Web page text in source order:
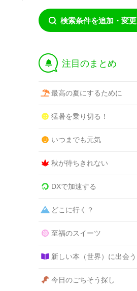
検索条件を追加・変更
† 注目のまとめ
最高の夏にするために
猛暑を乗り切る！
いつまでも元気
秋が待ちきれない
DXで加速する
どこに行く？
至福のスイーツ
新しい本（世界）に出会う
今日のごちそう探し